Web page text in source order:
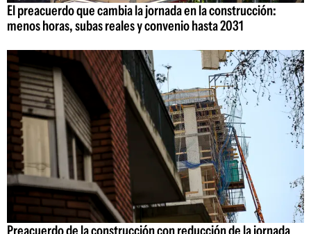
El preacuerdo que cambia la jornada en la construcción:
menos horas, subas reales y convenio hasta 2031
Preacuerdo de la construcción con reducción de la jornada